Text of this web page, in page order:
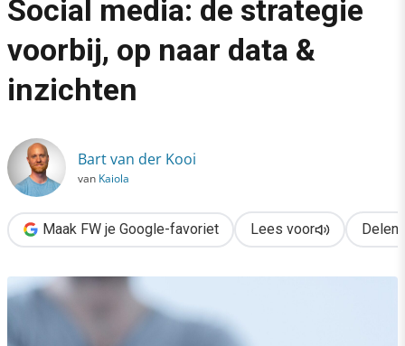
Marketing
›
Social media: de strategie voorbij, op naar data & inzichten
Social media: de strategie
voorbij, op naar data &
inzichten
Bart van der Kooi
van Kaiola
Maak FW je Google-favoriet Lees voor Delen